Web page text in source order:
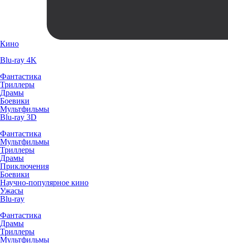
Кино
Blu-ray 4K
Фантастика
Триллеры
Драмы
Боевики
Мультфильмы
Blu-ray 3D
Фантастика
Мультфильмы
Триллеры
Драмы
Приключения
Боевики
Научно-популярное кино
Ужасы
Blu-ray
Фантастика
Драмы
Триллеры
Мультфильмы